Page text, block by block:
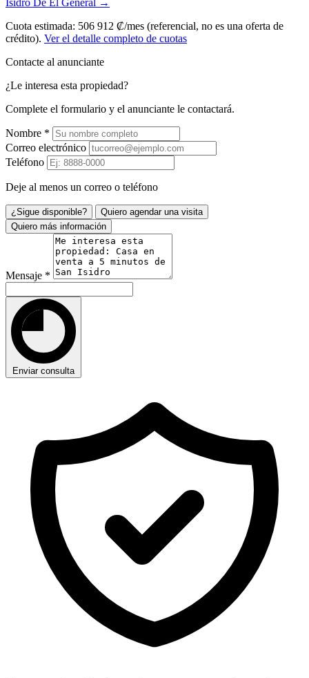
Cuota estimada: 506 912 ₡/mes (referencial, no es una oferta de
crédito). Ver el detalle completo de cuotas
Contacte al anunciante
¿Le interesa esta propiedad?
Complete el formulario y el anunciante le contactará.
Nombre *
Correo electrónico
Teléfono
Deje al menos un correo o teléfono
¿Sigue disponible?
Quiero agendar una visita
Quiero más información
Mensaje *
Enviar consulta